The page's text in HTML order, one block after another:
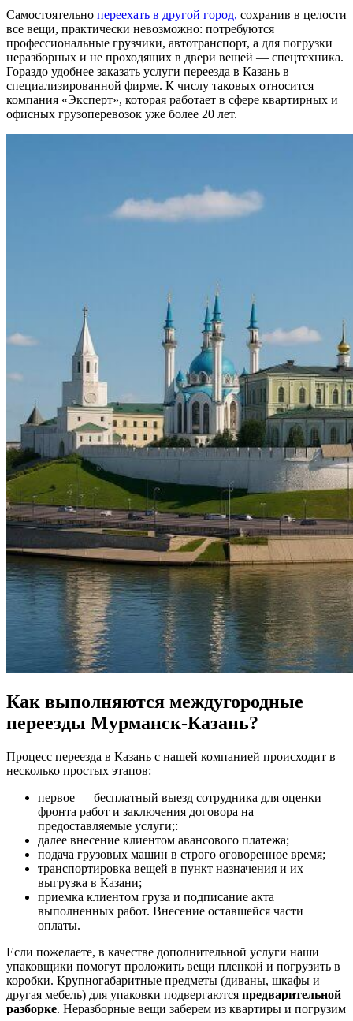
Самостоятельно переехать в другой город, сохранив в целости
все вещи, практически невозможно: потребуются
профессиональные грузчики, автотранспорт, а для погрузки
неразборных и не проходящих в двери вещей — спецтехника.
Гораздо удобнее заказать услуги переезда в Казань в
специализированной фирме. К числу таковых относится
компания «Эксперт», которая работает в сфере квартирных и
офисных грузоперевозок уже более 20 лет.
Как выполняются междугородные
переезды Мурманск-Казань?
Процесс переезда в Казань с нашей компанией происходит в
несколько простых этапов:
первое — бесплатный выезд сотрудника для оценки
фронта работ и заключения договора на
предоставляемые услуги;:
далее внесение клиентом авансового платежа;
подача грузовых машин в строго оговоренное время;
транспортировка вещей в пункт назначения и их
выгрузка в Казани;
приемка клиентом груза и подписание акта
выполненных работ. Внесение оставшейся части
оплаты.
Если пожелаете, в качестве дополнительной услуги наши
упаковщики помогут проложить вещи пленкой и погрузить в
коробки. Крупногабаритные предметы (диваны, шкафы и
другая мебель) для упаковки подвергаются предварительной
разборке. Неразборные вещи заберем из квартиры и погрузим